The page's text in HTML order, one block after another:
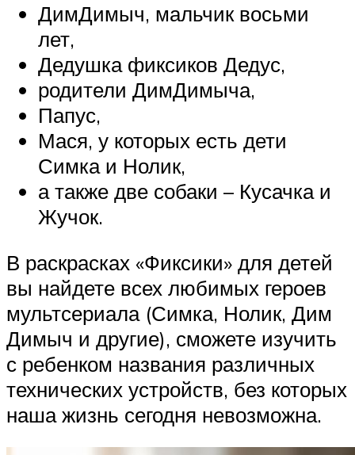
ДимДимыч, мальчик восьми
лет,
Дедушка фиксиков Дедус,
родители ДимДимыча,
Папус,
Мася, у которых есть дети
Симка и Нолик,
а также две собаки – Кусачка и
Жучок.
В раскрасках «Фиксики» для детей
вы найдете всех любимых героев
мультсериала (Симка, Нолик, Дим
Димыч и другие), сможете изучить
с ребенком названия различных
технических устройств, без которых
наша жизнь сегодня невозможна.